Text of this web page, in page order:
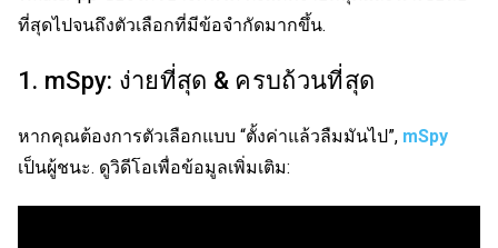
ที่สุดไปจนถึงตัวเลือกที่มีข้อจำกัดมากขึ้น.
1. mSpy: ง่ายที่สุด & ครบถ้วนที่สุด
หากคุณต้องการตัวเลือกแบบ “ตั้งค่าแล้วลืมมันไป”, mSpy
เป็นผู้ชนะ. ดูวิดีโอเพื่อข้อมูลเพิ่มเติม: